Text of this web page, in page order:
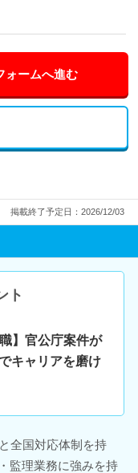
ォームへ進む
掲載終了予定日：2026/12/03
ト
】官公庁案件が
キャリアを磨け
全国対応体制を持
監理業務に強みを持